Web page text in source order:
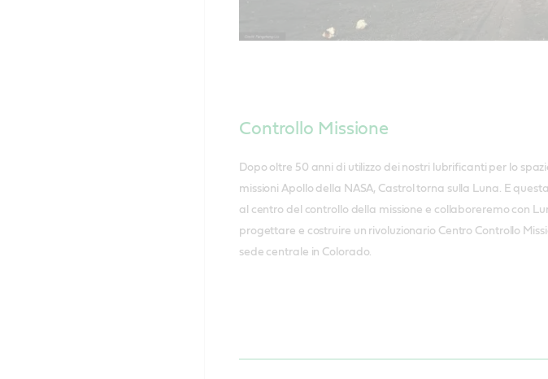
Controllo Missione
Dopo oltre 50 anni di utilizzo dei nostri lubrificanti per lo
missioni Apollo della NASA, Castrol torna sulla Luna. E
al centro del controllo della missione e collaboreremo con
progettare e costruire un rivoluzionario Centro Controllo
sede centrale in Colorado.